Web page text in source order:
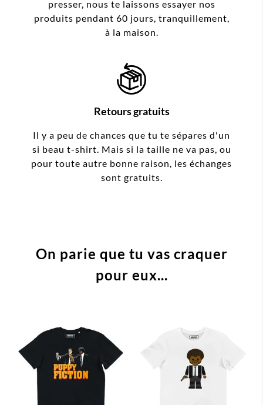
presser, nous te laissons essayer nos
produits pendant 60 jours, tranquillement,
à la maison.
Retours gratuits
Il y a peu de chances que tu te sépares d'un
si beau t-shirt. Mais si la taille ne va pas, ou
pour toute autre bonne raison, les échanges
sont gratuits.
On parie que tu vas craquer
pour eux...